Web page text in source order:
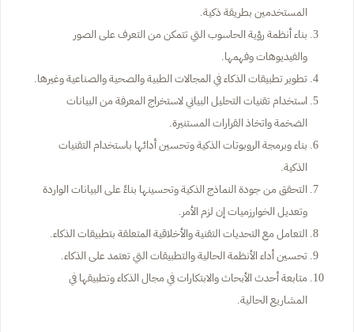
المستخدمين بطريقة ذكية.
بناء أنظمة رؤية الحاسوب التي تتمكن من التعرف على الصور
والفيديوهات وفهمها.
تطوير تطبيقات الذكاء في المجالات الطبية والصحية والصناعية وغيرها.
استخدام تقنيات التحليل البياني لاستخراج المعرفة من البيانات
الضخمة واتخاذ القرارات المستنيرة.
بناء وبرمجة الروبوتات الذكية وتحسين أدائها باستخدام التقنيات
الذكية.
التحقق من جودة النماذج الذكية وتحسينها بناءً على البيانات الواردة
وتعديل الخوارزميات إن لزم الأمر.
التعامل مع التحديات التقنية والأخلاقية المتعلقة بتطبيقات الذكاء.
تحسين أداء الأنظمة الحالية والتطبيقات التي تعتمد على الذكاء.
متابعة أحدث الأبحاث والابتكارات في مجال الذكاء وتطبيقها في
المشاريع الحالية.